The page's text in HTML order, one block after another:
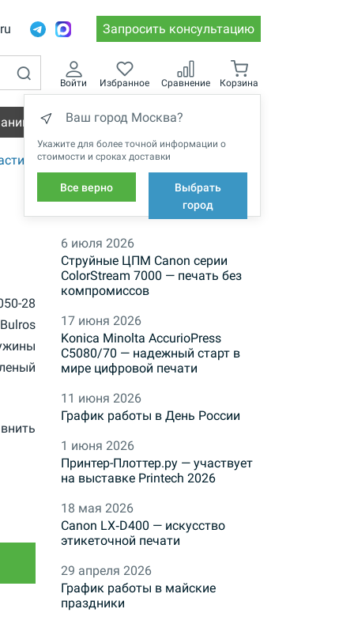
Запросить консультацию
Войти Избранное Сравнение Корзина
Ваш город Москва?
Укажите для более точной информации о
стоимости и сроках доставки
Все верно
Выбрать
город
Вакансии
28
Bulros
НОВОСТИ
6 июля 2026
Струйные ЦПМ Canon серии
ColorStream 7000 — печать без
компромиссов
17 июня 2026
Konica Minolta AccurioPress
C5080/70 — надежный старт в
мире цифровой печати
11 июня 2026
График работы в День России
1 июня 2026
Принтер-Плоттер.ру — участвует
на выставке Printech 2026
18 мая 2026
Canon LX‑D400 — искусство
этикеточной печати
29 апреля 2026
График работы в майские
праздники